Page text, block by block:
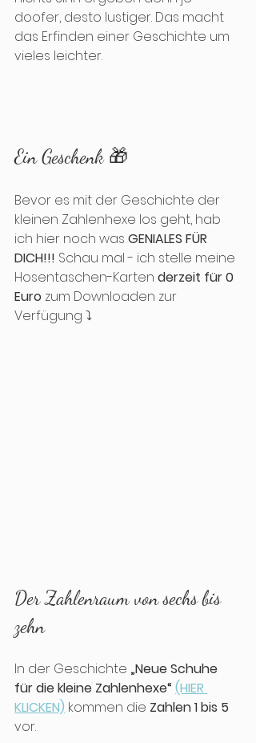
doofer, desto lustiger. Das macht
das Erfinden einer Geschichte um
vieles leichter.
Ein Geschenk 🎁
Bevor es mit der Geschichte der
kleinen Zahlenhexe los geht, hab
ich hier noch was GENIALES FÜR
DICH!!! Schau mal - ich stelle meine
Hosentaschen-Karten derzeit für 0
Euro zum Downloaden zur
Verfügung ⤵️
Der Zahlenraum von sechs bis
zehn
In der Geschichte „Neue Schuhe
für die kleine Zahlenhexe“ (HIER
KLICKEN) kommen die Zahlen1 bis 5
vor.